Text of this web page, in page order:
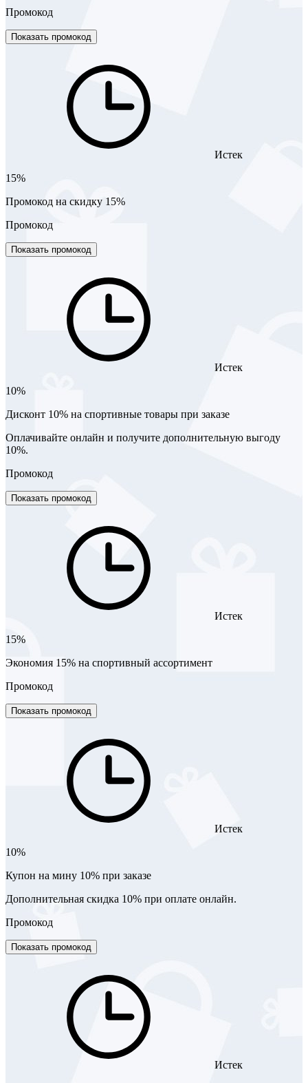
Промокод
Показать промокод
Истек
15%
Промокод на скидку 15%
Промокод
Показать промокод
Истек
10%
Дисконт 10% на спортивные товары при заказе
Оплачивайте онлайн и получите дополнительную выгоду
10%.
Промокод
Показать промокод
Истек
15%
Экономия 15% на спортивный ассортимент
Промокод
Показать промокод
Истек
10%
Купон на мину 10% при заказе
Дополнительная скидка 10% при оплате онлайн.
Промокод
Показать промокод
Истек